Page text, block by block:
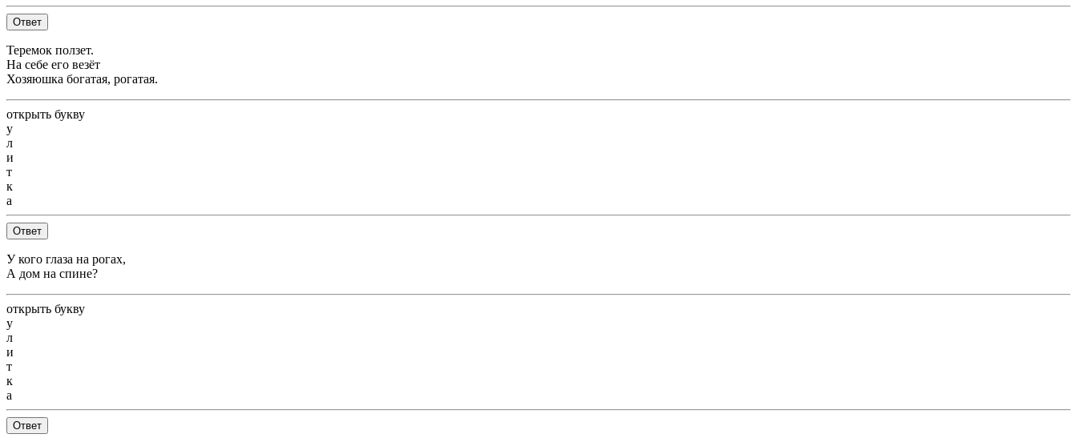
Ответ
Теремок ползет.
На себе его везёт
Хозяюшка богатая, рогатая.
открыть букву
у
л
и
т
к
а
Ответ
У кого глаза на рогах,
А дом на спине?
открыть букву
у
л
и
т
к
а
Ответ